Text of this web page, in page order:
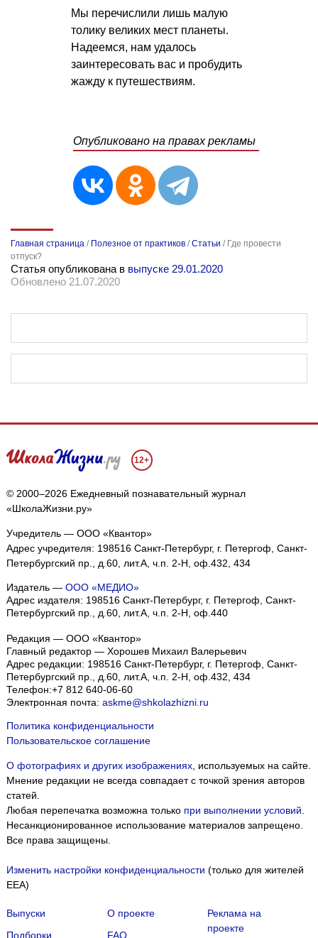
Мы перечислили лишь малую
толику великих мест планеты.
Надеемся, нам удалось
заинтересовать вас и пробудить
жажду к путешествиям.
Опубликовано на правах рекламы
Главная страница / Полезное от практиков /Статьи / Где провести
отпуск?
Статья опубликована в выпуске 29.01.2020
Обновлено 21.07.2020
12+
© 2000–2026 Ежедневный познавательный журнал
«ШколаЖизни.ру»
Учредитель — ООО «Квантор»
Адрес учредителя: 198516 Санкт-Петербург, г. Петергоф, Санкт-
Петербургский пр., д.60, лит.А, ч.п. 2-Н, оф.432, 434
Издатель — ООО «МЕДИО»
Адрес издателя: 198516 Санкт-Петербург, г. Петергоф, Санкт-
Петербургский пр., д.60, лит.А, ч.п. 2-Н, оф.440
Редакция — ООО «Квантор»
Главный редактор — Хорошев Михаил Валерьевич
Адрес редакции: 198516 Санкт-Петербург, г. Петергоф Санкт-
Петербургский пр., д.60, лит.А, ч.п. 2-Н, оф.432, 434
Телефон:+7 812 640-06-60
Электронная почта: askme@shkolazhizni.ru
Политика конфиденциальности
Пользовательское соглашение
О фотографиях и других изображениях, используемых на сайте.
Мнение редакции не всегда совпадает с точкой зрения авторов
статей.
Любая перепечатка возможна только при выполнении условий
Несанкционированное использование материалов запрещено.
Все права защищены.
Изменить настройки конфиденциальности (только для жителей
EEA)
Выпуски
Подборки
О проекте
FAQ
Реклама на
проекте